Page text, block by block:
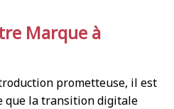
Marque à
prometteuse, il est
que la transition digitale